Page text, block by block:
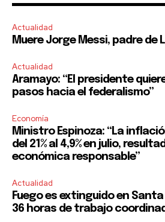
Actualidad
Muere Jorge Messi, padre de
Actualidad
Aramayo: “El presidente
pasos hacia el federalismo”
Economía
Ministro Espinoza: “La
del 21% al 4,9% en julio,
económica responsable”
Actualidad
Fuego es extinguido en
36 horas de trabajo